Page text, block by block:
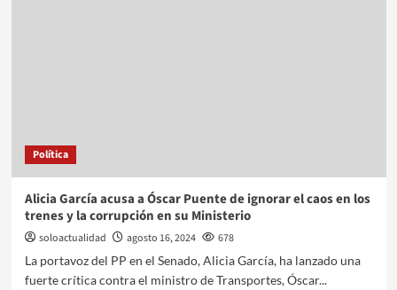
Política
Alicia García acusa a Óscar Puente de ignorar el caos en los
trenes y la corrupción en su Ministerio
soloactualidad agosto 16, 2024
678
La portavoz del PP en el Senado, Alicia García, ha lanzado una
fuerte crítica contra el ministro de Transportes, Óscar...